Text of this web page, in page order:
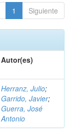
1 Siguiente
Autor(es)
Herranz, Julio;
Garrido, Javier;
Guerra, José
Antonio